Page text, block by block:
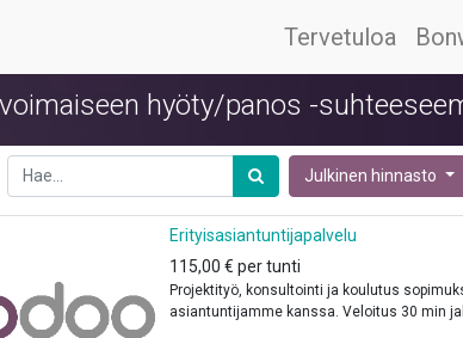
Tervetuloa
hyöty/panos -
Julkinen hinnasto
Erityisasiantuntijapalvelu
115,00 € pertunti
Projektityö, konsultointi ja koulutus
asiantuntijamme kanssa. Veloitus 30 min